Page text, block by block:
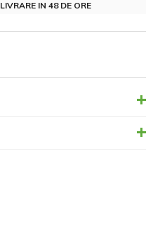
LIVRARE IN 48 DE ORE